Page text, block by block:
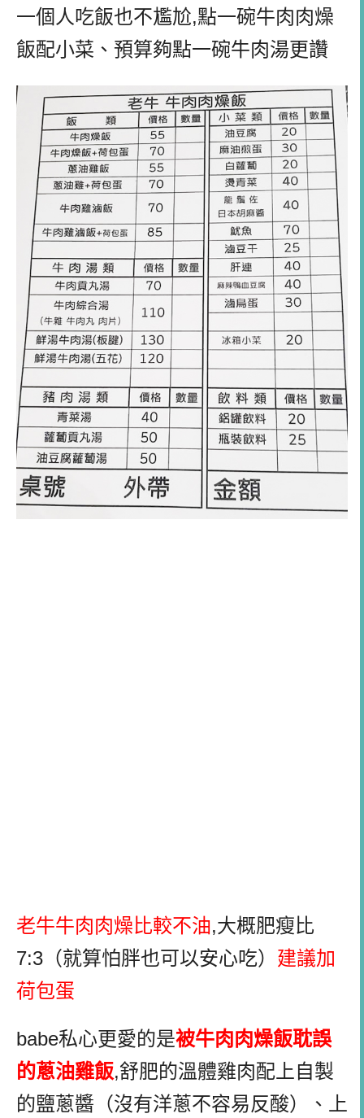
一個人吃飯也不尷尬,點一碗牛肉肉燥
飯配小菜、預算夠點一碗牛肉湯更讚
老牛牛肉肉燥比較不油,大概肥瘦比
7:3（就算怕胖也可以安心吃） 建議加
荷包蛋
babe私心更愛的是被牛肉肉燥飯耽誤
的蔥油雞飯,舒肥的溫體雞肉配上自製
的鹽蔥醬（沒有洋蔥不容易反酸）、上